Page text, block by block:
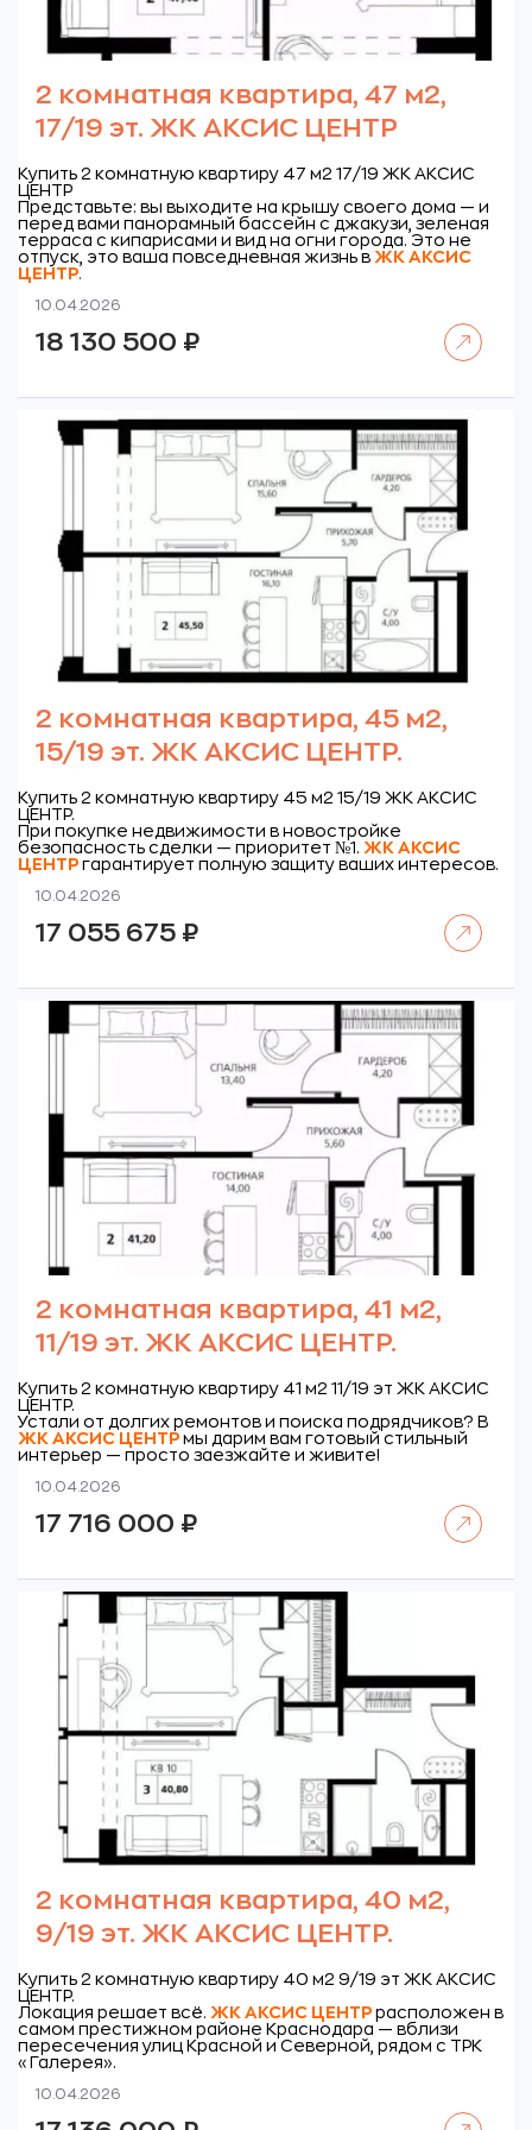
2 комнатная квартира, 47 м2,
17/19 эт. ЖК АКСИС ЦЕНТР
Купить 2 комнатную квартиру 47 м2 17/19 ЖК АКСИС
ЦЕНТР
Представьте: вы выходите на крышу своего дома — и
перед вами панорамный бассейн с джакузи, зеленая
терраса с кипарисами и вид на огни города. Это не
отпуск, это ваша повседневная жизнь в ЖК АКСИС
ЦЕНТР.
10.04.2026
18 130 500 ₽
2 комнатная квартира, 45 м2,
15/19 эт. ЖК АКСИС ЦЕНТР.
Купить 2 комнатную квартиру 45 м2 15/19 ЖК АКСИС
ЦЕНТР.
При покупке недвижимости в новостройке
безопасность сделки — приоритет №1. ЖК АКСИС
ЦЕНТР гарантирует полную защиту ваших интересов.
10.04.2026
17 055 675 ₽
2 комнатная квартира, 41 м2,
11/19 эт. ЖК АКСИС ЦЕНТР.
Купить 2 комнатную квартиру 41 м2 11/19 эт ЖК АКСИС
ЦЕНТР.
Устали от долгих ремонтов и поиска подрядчиков? В
ЖК АКСИС ЦЕНТР мы дарим вам готовый стильный
интерьер — просто заезжайте и живите!
10.04.2026
17 716 000 ₽
2 комнатная квартира, 40 м2,
9/19 эт. ЖК АКСИС ЦЕНТР.
Купить 2 комнатную квартиру 40 м2 9/19 эт ЖК АКСИС
ЦЕНТР.
Локация решает всё. ЖК АКСИС ЦЕНТР расположен в
самом престижном районе Краснодара — вблизи
пересечения улиц Красной и Северной, рядом с ТРК
«Галерея».
10.04.2026